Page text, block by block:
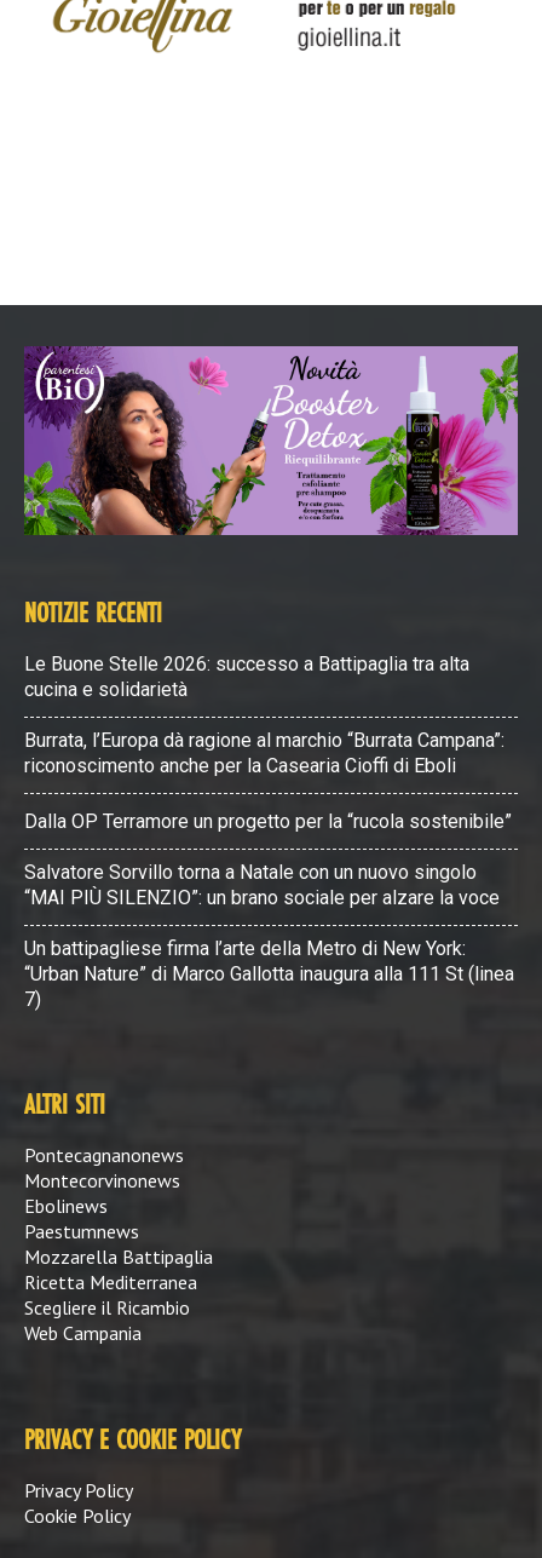
NOTIZIE RECENTI
Le Buone Stelle 2026: successo a Battipaglia tra alta
cucina e solidarietà
Burrata, l’Europa dà ragione al marchio “Burrata Campana”:
riconoscimento anche per la Casearia Cioffi di Eboli
Dalla OP Terramore un progetto per la “rucola sostenibile”
Salvatore Sorvillo torna a Natale con un nuovo singolo
“MAI PIÙ SILENZIO”: un brano sociale per alzare la voce
Un battipagliese firma l’arte della Metro di New York:
“Urban Nature” di Marco Gallotta inaugura alla 111 St (linea
7)
ALTRI SITI
Pontecagnanonews
Montecorvinonews
Ebolinews
Paestumnews
Mozzarella Battipaglia
Ricetta Mediterranea
Scegliere il Ricambio
Web Campania
PRIVACY E COOKIE POLICY
Privacy Policy
Cookie Policy